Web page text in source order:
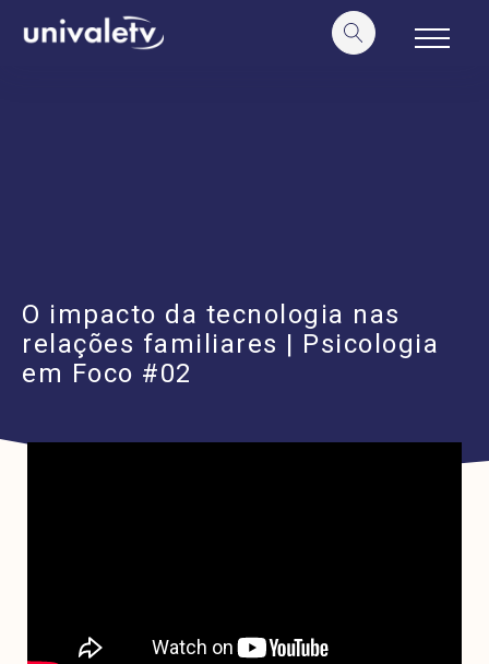
conteúdo
O impacto da tecnologia nas
relações familiares | Psicologia
em Foco #02